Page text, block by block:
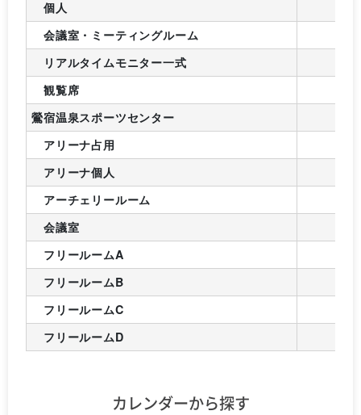
個人
会議室・ミーティングルーム
リアルタイムモニター一式
観覧席
鶯宿温泉スポーツセンター
アリーナ占用
アリーナ個人
アーチェリールーム
会議室
フリールームA
フリールームB
フリールームC
フリールームD
カレンダーから探す